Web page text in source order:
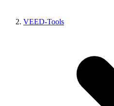
VEED-Tools